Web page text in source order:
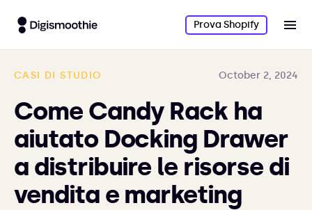
Prova Shopify
CASI DI STUDIO October 2, 2024
Come Candy Rack ha
aiutato Docking Drawer
a distribuire le risorse di
vendita e marketing